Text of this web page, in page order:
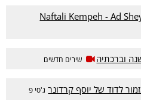
Naftali Kempeh - Ad
וברכתיה שירים חדשים
לדוד של יוסף קרדונר ג'סי פ